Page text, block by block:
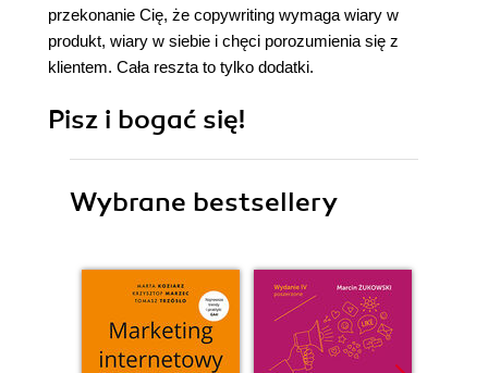
przekonanie Cię, że copywriting wymaga wiary w
produkt, wiary w siebie i chęci porozumienia się z
klientem. Cała reszta to tylko dodatki.
Pisz i bogać się!
Wybrane bestsellery